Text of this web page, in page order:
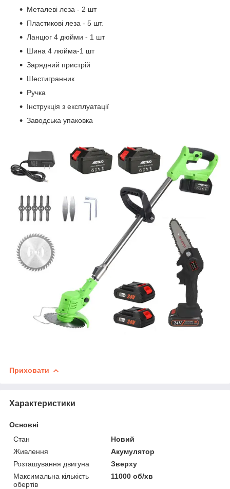
Металеві леза - 2 шт
Пластикові леза - 5 шт.
Ланцюг 4 дюйми - 1 шт
Шина 4 люйма-1 шт
Зарядний пристрій
Шестигранник
Ручка
Інструкція з експлуатації
Заводська упаковка
Приховати
Характеристики
Основні
Стан
Новий
Живлення
Акумулятор
Розташування двигуна
Зверху
Максимальна кількість
обертів
11000 об/хв